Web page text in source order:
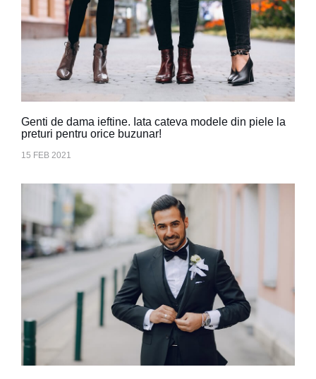
Genti de dama ieftine. Iata cateva modele din piele la
preturi pentru orice buzunar!
15 FEB 2021